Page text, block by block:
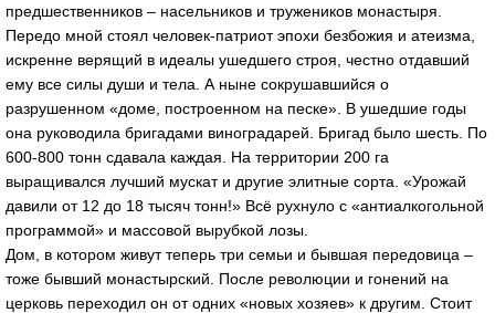
предшественников – насельников и тружеников монастыря.
Передо мной стоял человек-патриот эпохи безбожия и атеизма,
искренне верящий в идеалы ушедшего строя, честно отдавший
ему все силы души и тела. А ныне сокрушавшийся о
разрушенном «доме, построенном на песке». В ушедшие годы
она руководила бригадами виноградарей. Бригад было шесть. По
600-800 тонн сдавала каждая. На территории 200 га
выращивался лучший мускат и другие элитные сорта. «Урожай
давили от 12 до 18 тысяч тонн!» Всё рухнуло с «антиалкогольной
программой» и массовой вырубкой лозы.
Дом, в котором живут теперь три семьи и бывшая передовица –
тоже бывший монастырский. После революции и гонений на
церковь переходил он от одних «новых хозяев» к другим. Стоит